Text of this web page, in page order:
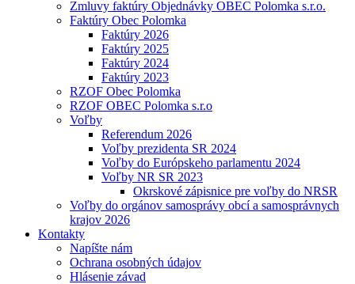
Zmluvy faktúry Objednávky OBEC Polomka s.r.o.
Faktúry Obec Polomka
Faktúry 2026
Faktúry 2025
Faktúry 2024
Faktúry 2023
RZOF Obec Polomka
RZOF OBEC Polomka s.r.o
Voľby
Referendum 2026
Voľby prezidenta SR 2024
Voľby do Európskeho parlamentu 2024
Voľby NR SR 2023
Okrskové zápisnice pre voľby do NRSR
Voľby do orgánov samosprávy obcí a samosprávnych
krajov 2026
Kontakty
Napíšte nám
Ochrana osobných údajov
Hlásenie závad